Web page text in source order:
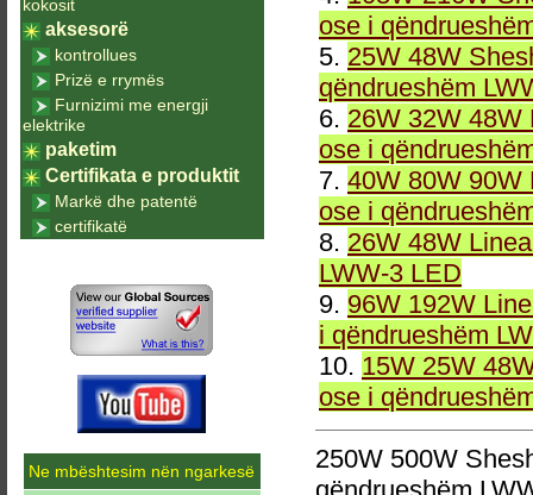
ose i
5. 25W 48W
qëndrueshëm
6. 26W 32W 48W
ose i
7. 40W 80W 90W
ose i
8. 26W 48W
LWW-3 LED
9. 96W 192W
i qëndrueshëm
10. 15W 25W
ose i
250W 500W
kokosit
aksesorë
kontrollues
Prizë e rrymës
Furnizimi me energji
elektrike
paketim
Certifikata e produktit
Markë dhe patentë
certifikatë
Ne mbështesim nën ngarkesë